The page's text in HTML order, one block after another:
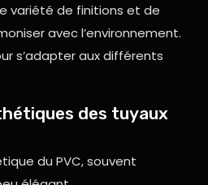
variété de finitions et de
avec l’environnement.
s’adapter aux différents
des tuyaux
du PVC, souvent